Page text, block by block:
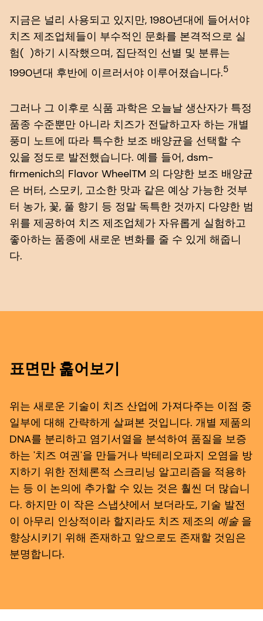
지금은 널리 사용되고 있지만, 1980년대에 들어서야
치즈 제조업체들이 부수적인 문화를 본격적으로 실
험( )하기 시작했으며, 집단적인 선별 및 분류는
1990년대 후반에 이르러서야 이루어졌습니다.5
그러나 그 이후로 식품 과학은 오늘날 생산자가 특정
품종 수준뿐만 아니라 치즈가 전달하고자 하는 개별
풍미 노트에 따라 특수한 보조 배양균을 선택할 수
있을 정도로 발전했습니다. 예를 들어, dsm-
firmenich의 Flavor WheelTM 의 다양한 보조 배양균
은 버터, 스모키, 고소한 맛과 같은 예상 가능한 것부
터 농가, 꽃, 풀 향기 등 정말 독특한 것까지 다양한 범
위를 제공하여 치즈 제조업체가 자유롭게 실험하고
좋아하는 품종에 새로운 변화를 줄 수 있게 해줍니
다.
표면만 훑어보기
위는 새로운 기술이 치즈 산업에 가져다주는 이점 중
일부에 대해 간략하게 살펴본 것입니다. 개별 제품의
DNA를 분리하고 염기서열을 분석하여 품질을 보증
하는 '치즈 여권'을 만들거나 박테리오파지 오염을 방
지하기 위한 전체론적 스크리닝 알고리즘을 적용하
는 등 이 논의에 추가할 수 있는 것은 훨씬 더 많습니
다. 하지만 이 작은 스냅샷에서 보더라도, 기술 발전
이 아무리 인상적이라 할지라도 치즈 제조의 예술을
향상시키기 위해 존재하고 앞으로도 존재할 것임은
분명합니다.